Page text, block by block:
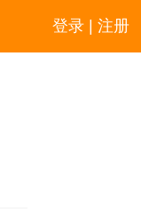
登录 | 注册